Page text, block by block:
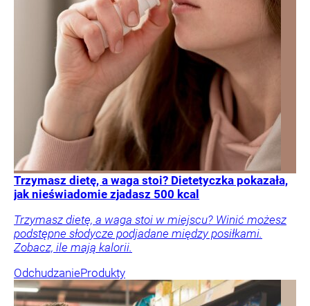
Trzymasz dietę, a waga stoi? Dietetyczka pokazała,
jak nieświadomie zjadasz 500 kcal
Trzymasz dietę, a waga stoi w miejscu? Winić możesz
podstępne słodycze podjadane między posiłkami.
Zobacz, ile mają kalorii.
OdchudzanieProdukty